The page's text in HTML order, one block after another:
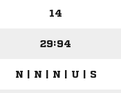
14
29:94
N | N | N | U | S